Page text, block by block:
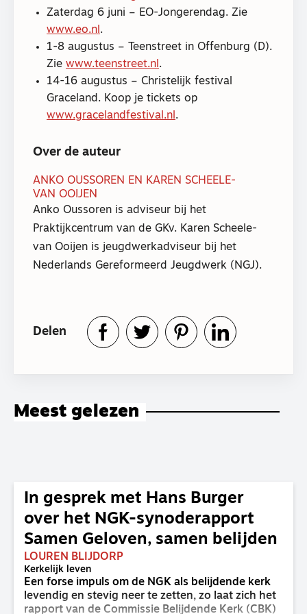
Zaterdag 6 juni – EO-Jongerendag. Zie
www.eo.nl.
1-8 augustus – Teenstreet in Offenburg (D).
Zie www.teenstreet.nl.
14-16 augustus – Christelijk festival
Graceland. Koop je tickets op
www.gracelandfestival.nl.
Over de auteur
ANKO OUSSOREN EN KAREN SCHEELE-
VAN OOIJEN
Anko Oussoren is adviseur bij het
Praktijkcentrum van de GKv. Karen Scheele-
van Ooijen is jeugdwerkadviseur bij het
Nederlands Gereformeerd Jeugdwerk (NGJ).
Delen
Meest gelezen
In gesprek met Hans Burger
over het NGK-synoderapport
Samen Geloven, samen belijden
LOUREN BLIJDORP
Kerkelijk leven
Een forse impuls om de NGK als belijdende kerk
levendig en stevig neer te zetten, zo laat zich het
rapport van de Commissie Belijdende Kerk (CBK)